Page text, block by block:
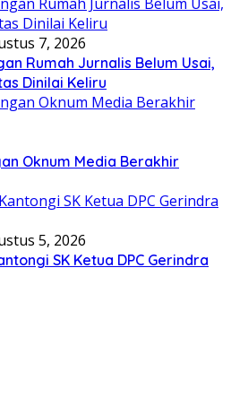
7, 2026
Rumah Jurnalis Belum Usai,
Dinilai Keliru
Oknum Media Berakhir
5, 2026
SK Ketua DPC Gerindra